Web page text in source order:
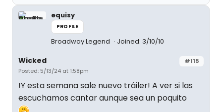
equisy
PROFILE
Broadway Legend Joined: 3/10/10
#115
Wicked
Posted: 5/13/24 at 1:58pm
!Y esta semana sale nuevo tráiler! A ver si las
escuchamos cantar aunque sea un poquito